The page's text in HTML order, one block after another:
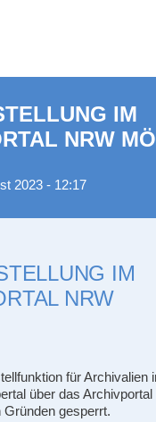
IM
NRW
2023 - 12:17
IM
NRW
für Archivalien
über das
gesperrt.